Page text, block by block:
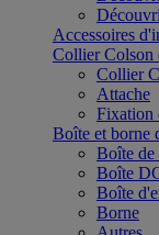
Accessoires
Collier Colson
Collier
Attache
Fixation
Boîte et borne
Boîte de
Boîte
Boîte
Borne